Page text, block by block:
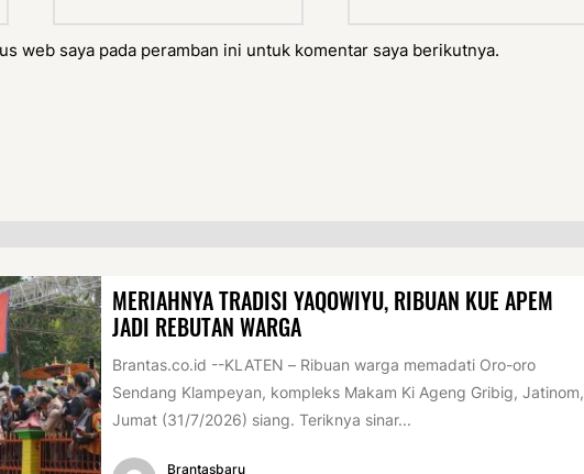
web saya pada peramban ini untuk komentar saya berikutnya.
MERIAHNYA TRADISI YAQOWIYU, RIBUAN KUE APEM
JADI REBUTAN WARGA
Brantas.co.id --KLATEN – Ribuan warga memadati Oro-oro
Sendang Klampeyan, kompleks Makam Ki Ageng Gribig, Jatinom,
Jumat (31/7/2026) siang. Teriknya sinar...
Brantasbaru